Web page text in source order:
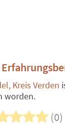
Kreis Verden
worden.
(0)